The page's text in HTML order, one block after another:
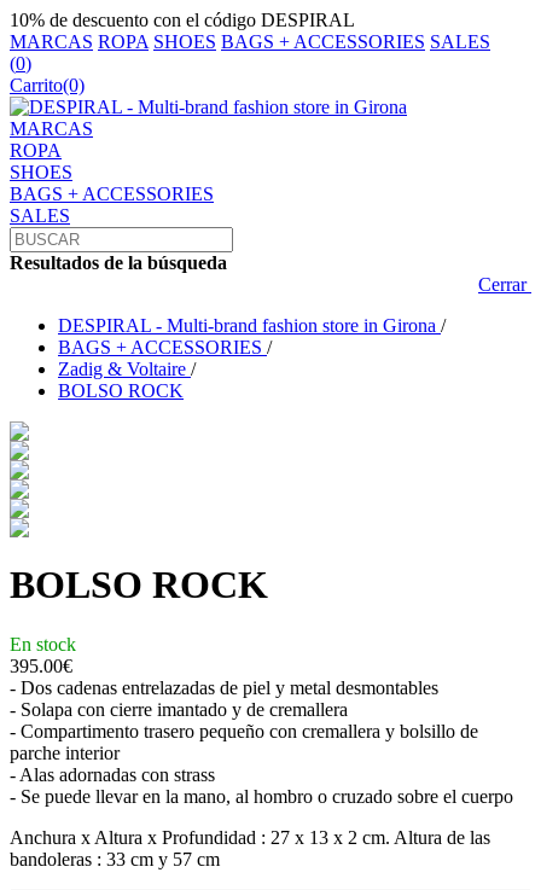
10% de descuento con el código DESPIRAL
MARCAS ROPA SHOES BAGS + ACCESSORIES SALES
(0)
Carrito(0)
MARCAS
ROPA
SHOES
BAGS + ACCESSORIES
SALES
Resultados de la búsqueda
Cerrar
DESPIRAL - Multi-brand fashion store in Girona /
BAGS + ACCESSORIES /
Zadig & Voltaire /
BOLSO ROCK
BOLSO ROCK
En stock
395.00€
- Dos cadenas entrelazadas de piel y metal desmontables
- Solapa con cierre imantado y de cremallera
- Compartimento trasero pequeño con cremallera y bolsillo de
parche interior
- Alas adornadas con strass
- Se puede llevar en la mano, al hombro o cruzado sobre el cuerpo
Anchura x Altura x Profundidad : 27 x 13 x 2 cm. Altura de las
bandoleras : 33 cm y 57 cm